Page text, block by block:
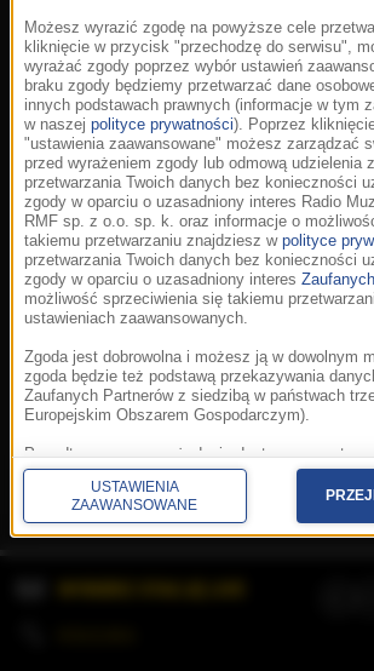
Korzystanie z portalu
Prywatność.Aplikacje.© 2026
Fakty Grupa RMF sp. z
Możesz wyrazić zgodę na powyższe cele
kliknięcie w przycisk "przechodzę do serwisu",
wyrażać zgody poprzez wybór ustawień
braku zgody będziemy przetwarzać dane
innych podstawach prawnych (informacje w tym
w naszej polityce prywatności). Poprzez
"ustawienia zaawansowane" możesz zarządzać
przed wyrażeniem zgody lub odmową udzielenia
przetwarzania Twoich danych bez konieczności
zgody w oparciu o uzasadniony interes Radio
RMF sp. z o.o. sp. k. oraz informacje o
takiemu przetwarzaniu znajdziesz w polityce
przetwarzania Twoich danych bez konieczności
zgody w oparciu o uzasadniony interes
możliwość sprzeciwienia się takiemu
ustawieniach zaawansowanych.
Zgoda jest dobrowolna i możesz ją w dowolnym
zgoda będzie też podstawą przekazywania
Zaufanych Partnerów z siedzibą w państwach
Europejskim Obszarem Gospodarczym).
Ponadto masz prawo żądania dostępu,
ograniczenia przetwarzania danych, a także
Prezesa Urzędu Ochrony Danych Osobowych. W
znajdziesz informacje jak wykonać swoje prawa.
informacje na temat przetwarzania Twoich
USTAWIENIA
ZAAWANSOWANE